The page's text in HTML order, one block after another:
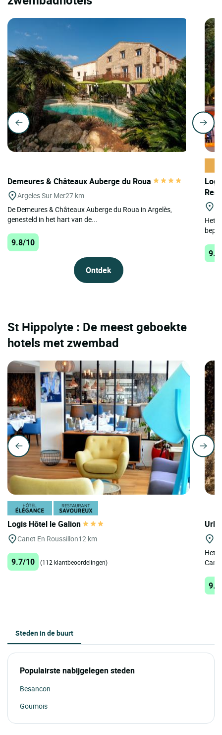
Demeures & Châteaux Auberge du Roua
Argeles Sur Mer27 km
De Demeures & Châteaux Auberge du Roua in Argelès,
genesteld in het hart van de...
9.8/10
Ontdek
Het
St Hippolyte : De meest geboekte
hotels met zwembad
Logis Hôtel le Galion
Canet En Roussillon12 km
9.7/10 (112 klantbeoordelingen)
Het
Steden in de buurt
Populairste nabijgelegen steden
Besancon
Goumois